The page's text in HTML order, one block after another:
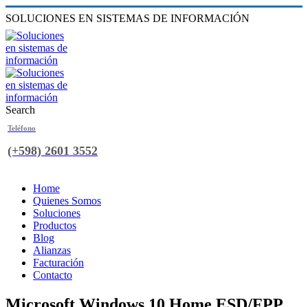
SOLUCIONES EN SISTEMAS DE INFORMACIÓN
Search
Teléfono
(+598) 2601 3552
Home
Quienes Somos
Soluciones
Productos
Blog
Alianzas
Facturación
Contacto